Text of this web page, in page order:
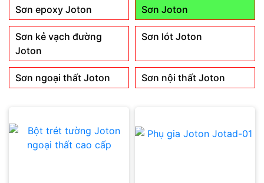
Sơn epoxy Joton Sơn Joton
Sơn kẻ vạch đường
Joton
Sơn lót Joton
Sơn ngoại thất Joton Sơn nội thất Joton